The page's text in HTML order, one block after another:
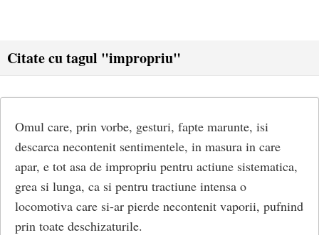
Citate cu tagul "impropriu"
Omul care, prin vorbe, gesturi, fapte marunte, isi
descarca necontenit sentimentele, in masura in care
apar, e tot asa de impropriu pentru actiune sistematica,
grea si lunga, ca si pentru tractiune intensa o
locomotiva care si-ar pierde necontenit vaporii, pufnind
prin toate deschizaturile.